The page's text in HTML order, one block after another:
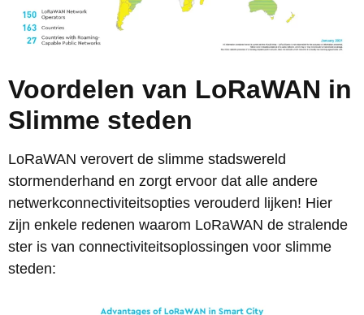
Voordelen van LoRaWAN in
Slimme steden
LoRaWAN verovert de slimme stadswereld
stormenderhand en zorgt ervoor dat alle andere
netwerkconnectiviteitsopties verouderd lijken! Hier
zijn enkele redenen waarom LoRaWAN de stralende
ster is van connectiviteitsoplossingen voor slimme
steden: